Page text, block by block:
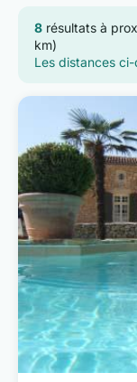
8 résultats à
km)
Les distances